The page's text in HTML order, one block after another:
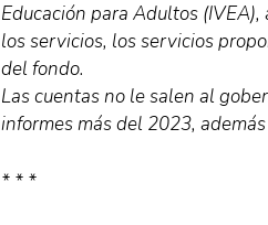
Educación para Adultos
los servicios, los servicios
del fondo.
Las cuentas no le salen al
informes más del 2023,
* * *